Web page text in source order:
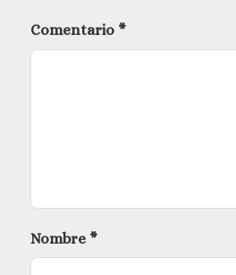
Comentario *
Nombre *